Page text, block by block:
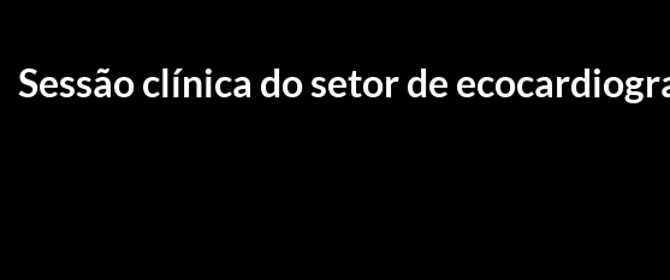
Sessão clínica do setor de